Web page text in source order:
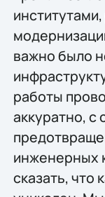
важно было
работы
аккуратно,
инженерных
сказать, что